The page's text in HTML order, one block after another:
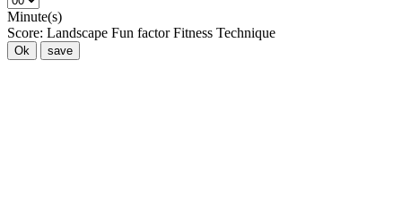
Minute(s)
Score: Landscape Fun factor Fitness Technique
Ok save